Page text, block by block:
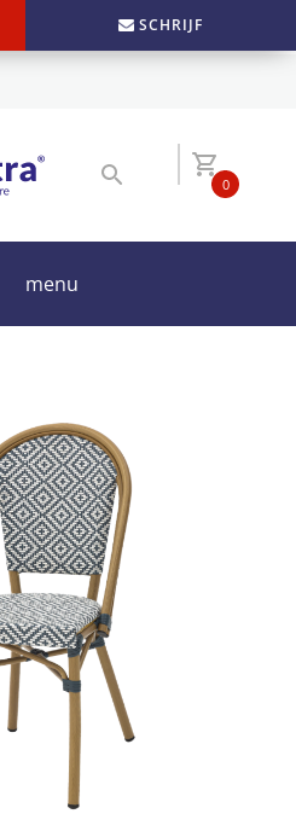
SCHRIJF
0
menu